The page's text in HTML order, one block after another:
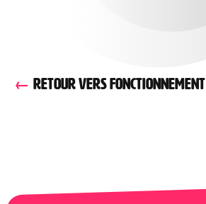
RETOUR VERS FONCTIONNEMENT